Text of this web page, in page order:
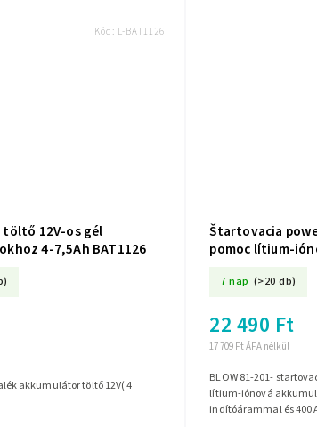
12V-os gél
4-7,5Ah BAT1126
akkumulátor töltő 12V( 4
Kód: L-BAT1126
Štartovacia
pomoc lítium-
7 nap (>20 db)
17 709 Ft ÁFA nélkül
22 490 Ft
BLOW 81-201-
lítium-iónová
indítóárammal és 400